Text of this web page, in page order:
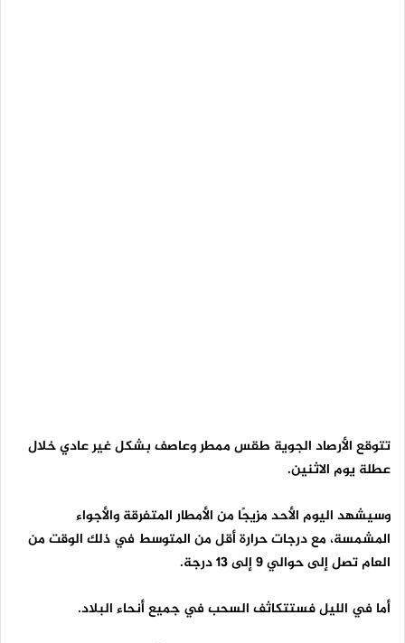
تتوقع الأرصاد الجوية طقس ممطر وعاصف بشكل غير عادي خلال
عطلة يوم الاثنين.
وسيشهد اليوم الأحد مزيجًا من الأمطار المتفرقة والأجواء
المشمسة، مع درجات حرارة أقل من المتوسط ​​في ذلك الوقت من
العام تصل إلى حوالي 9 إلى 13 درجة.
أما في الليل فستتكاثف السحب في جميع أنحاء البلاد.